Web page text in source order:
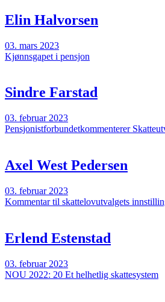
Elin Halvorsen
03. mars 2023
Kjønnsgapet i pensjon
Sindre Farstad
03. februar 2023
Pensjonistforbundetkommenterer
Axel West Pedersen
03. februar 2023
Kommentar til skattelovutvalgets
Erlend Estenstad
03. februar 2023
NOU 2022: 20 Et helhetlig skattesystem